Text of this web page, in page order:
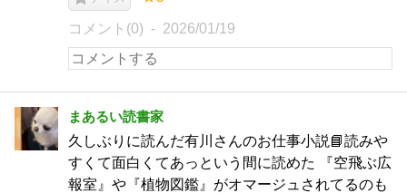
コメント(0) 2026/01/19
まあるい読書家
久しぶりに読んだ有川さんのお仕事小説📘読みや
すくて面白くてあっという間に読めた 『空飛ぶ広
報室』や『植物図鑑』がオマージュされてるのも